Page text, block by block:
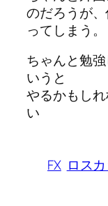
のだろうが
ってしまう。
ちゃんと勉
いうと
やるかもし
い
FX ロス